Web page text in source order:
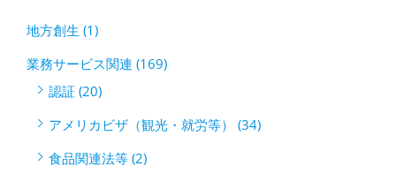
地方創生 (1)
業務サービス関連 (169)
認証 (20)
アメリカビザ（観光・就労等） (34)
食品関連法等 (2)